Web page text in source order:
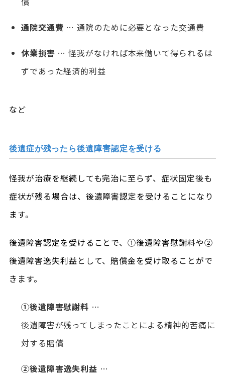
通院交通費 … 通院のために必要となった交通費
休業損害 … 怪我がなければ本来働いて得られるは
ずであった経済的利益
など
後遺症が残ったら後遺障害認定を受ける
怪我が治療を継続しても完治に至らず、症状固定後も
症状が残る場合は、後遺障害認定を受けることになり
ます。
後遺障害認定を受けることで、①後遺障害慰謝料や②
後遺障害逸失利益として、賠償金を受け取ることがで
きます。
①後遺障害慰謝料 …
後遺障害が残ってしまったことによる精神的苦痛に
対する賠償
②後遺障害逸失利益 …